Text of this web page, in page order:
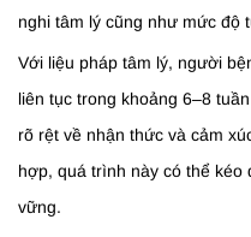
nghi tâm lý cũng như mức độ
Với liệu pháp tâm lý, người
liên tục trong khoảng 6–8
rõ rệt về nhận thức và cảm
hợp, quá trình này có thể kéo
vững.